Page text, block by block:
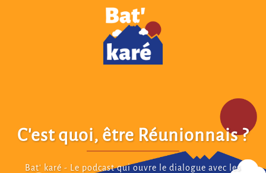
C'est quoi, être Réunionnais ?
Bat' karé - Le podcast qui ouvre le dialogue avec les